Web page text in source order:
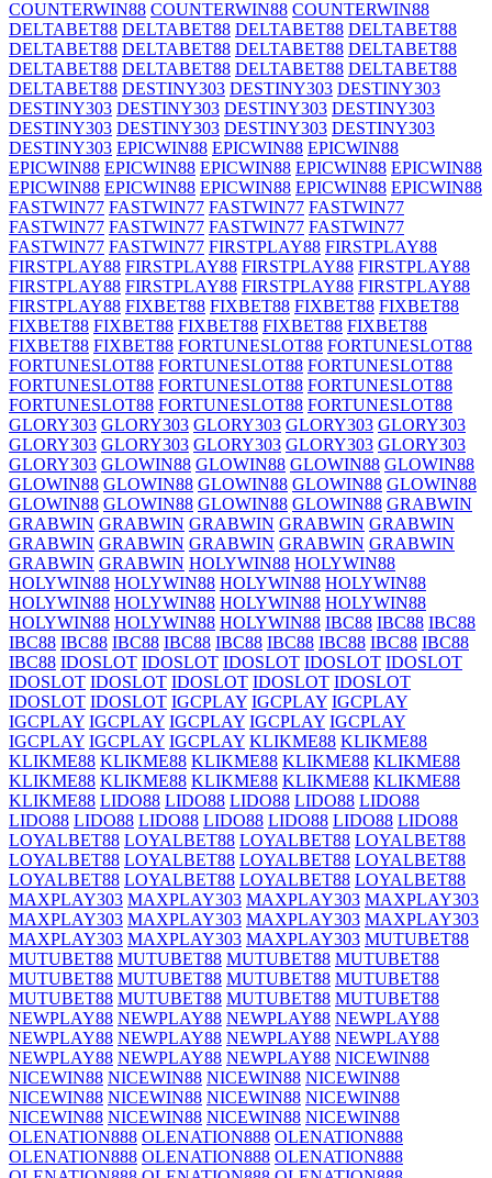
COUNTERWIN88 COUNTERWIN88 COUNTERWIN88
DELTABET88 DELTABET88 DELTABET88 DELTABET88
DELTABET88 DELTABET88 DELTABET88 DELTABET88
DELTABET88 DELTABET88 DELTABET88 DELTABET88
DELTABET88 DESTINY303 DESTINY303 DESTINY303
DESTINY303 DESTINY303 DESTINY303 DESTINY303
DESTINY303 DESTINY303 DESTINY303 DESTINY303
DESTINY303 EPICWIN88 EPICWIN88 EPICWIN88
EPICWIN88 EPICWIN88 EPICWIN88 EPICWIN88 EPICWIN88
EPICWIN88 EPICWIN88 EPICWIN88 EPICWIN88 EPICWIN88
FASTWIN77 FASTWIN77 FASTWIN77 FASTWIN77
FASTWIN77 FASTWIN77 FASTWIN77 FASTWIN77
FASTWIN77 FASTWIN77 FIRSTPLAY88 FIRSTPLAY88
FIRSTPLAY88 FIRSTPLAY88 FIRSTPLAY88 FIRSTPLAY88
FIRSTPLAY88 FIRSTPLAY88 FIRSTPLAY88 FIRSTPLAY88
FIRSTPLAY88 FIXBET88 FIXBET88 FIXBET88 FIXBET88
FIXBET88 FIXBET88 FIXBET88 FIXBET88 FIXBET88
FIXBET88 FIXBET88 FORTUNESLOT88 FORTUNESLOT88
FORTUNESLOT88 FORTUNESLOT88 FORTUNESLOT88
FORTUNESLOT88 FORTUNESLOT88 FORTUNESLOT88
FORTUNESLOT88 FORTUNESLOT88 FORTUNESLOT88
GLORY303 GLORY303 GLORY303 GLORY303 GLORY303
GLORY303 GLORY303 GLORY303 GLORY303 GLORY303
GLORY303 GLOWIN88 GLOWIN88 GLOWIN88 GLOWIN88
GLOWIN88 GLOWIN88 GLOWIN88 GLOWIN88 GLOWIN88
GLOWIN88 GLOWIN88 GLOWIN88 GLOWIN88 GRABWIN
GRABWIN GRABWIN GRABWIN GRABWIN GRABWIN
GRABWIN GRABWIN GRABWIN GRABWIN GRABWIN
GRABWIN GRABWIN HOLYWIN88 HOLYWIN88
HOLYWIN88 HOLYWIN88 HOLYWIN88 HOLYWIN88
HOLYWIN88 HOLYWIN88 HOLYWIN88 HOLYWIN88
HOLYWIN88 HOLYWIN88 HOLYWIN88 IBC88 IBC88 IBC88
IBC88 IBC88 IBC88 IBC88 IBC88 IBC88 IBC88 IBC88 IBC88
IBC88 IDOSLOT IDOSLOT IDOSLOT IDOSLOT IDOSLOT
IDOSLOT IDOSLOT IDOSLOT IDOSLOT IDOSLOT
IDOSLOT IDOSLOT IGCPLAY IGCPLAY IGCPLAY
IGCPLAY IGCPLAY IGCPLAY IGCPLAY IGCPLAY
IGCPLAY IGCPLAY IGCPLAY KLIKME88 KLIKME88
KLIKME88 KLIKME88 KLIKME88 KLIKME88 KLIKME88
KLIKME88 KLIKME88 KLIKME88 KLIKME88 KLIKME88
KLIKME88 LIDO88 LIDO88 LIDO88 LIDO88 LIDO88
LIDO88 LIDO88 LIDO88 LIDO88 LIDO88 LIDO88 LIDO88
LOYALBET88 LOYALBET88 LOYALBET88 LOYALBET88
LOYALBET88 LOYALBET88 LOYALBET88 LOYALBET88
LOYALBET88 LOYALBET88 LOYALBET88 LOYALBET88
MAXPLAY303 MAXPLAY303 MAXPLAY303 MAXPLAY303
MAXPLAY303 MAXPLAY303 MAXPLAY303 MAXPLAY303
MAXPLAY303 MAXPLAY303 MAXPLAY303 MUTUBET88
MUTUBET88 MUTUBET88 MUTUBET88 MUTUBET88
MUTUBET88 MUTUBET88 MUTUBET88 MUTUBET88
MUTUBET88 MUTUBET88 MUTUBET88 MUTUBET88
NEWPLAY88 NEWPLAY88 NEWPLAY88 NEWPLAY88
NEWPLAY88 NEWPLAY88 NEWPLAY88 NEWPLAY88
NEWPLAY88 NEWPLAY88 NEWPLAY88 NICEWIN88
NICEWIN88 NICEWIN88 NICEWIN88 NICEWIN88
NICEWIN88 NICEWIN88 NICEWIN88 NICEWIN88
NICEWIN88 NICEWIN88 NICEWIN88 NICEWIN88
OLENATION888 OLENATION888 OLENATION888
OLENATION888 OLENATION888 OLENATION888